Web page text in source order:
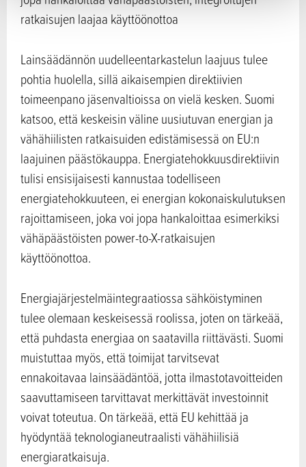
ratkaisujen laajaa käyttöönottoa
Lainsäädännön uudelleentarkastelun laajuus tulee
pohtia huolella, sillä aikaisempien direktiivien
toimeenpano jäsenvaltioissa on vielä kesken. Suomi
katsoo, että keskeisin väline uusiutuvan energian ja
vähähiilisten ratkaisuiden edistämisessä on EU:n
laajuinen päästökauppa. Energiatehokkuusdirektiivin
tulisi ensisijaisesti kannustaa todelliseen
energiatehokkuuteen, ei energian kokonaiskulutuksen
rajoittamiseen, joka voi jopa hankaloittaa esimerkiksi
vähäpäästöisten power-to-X-ratkaisujen
käyttöönottoa.
Energiajärjestelmäintegraatiossa sähköistyminen
tulee olemaan keskeisessä roolissa, joten on tärkeää,
että puhdasta energiaa on saatavilla riittävästi. Suomi
muistuttaa myös, että toimijat tarvitsevat
ennakoitavaa lainsäädäntöä, jotta ilmastotavoitteiden
saavuttamiseen tarvittavat merkittävät investoinnit
voivat toteutua. On tärkeää, että EU kehittää ja
hyödyntää teknologianeutraalisti vähähiilisiä
energiaratkaisuja.